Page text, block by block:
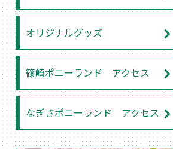
オリジナルグッズ
篠崎ポニーランド アクセス
なぎさポニーランド アクセス